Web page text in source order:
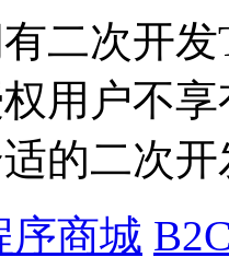
二次开
用户不
的二次
序商城